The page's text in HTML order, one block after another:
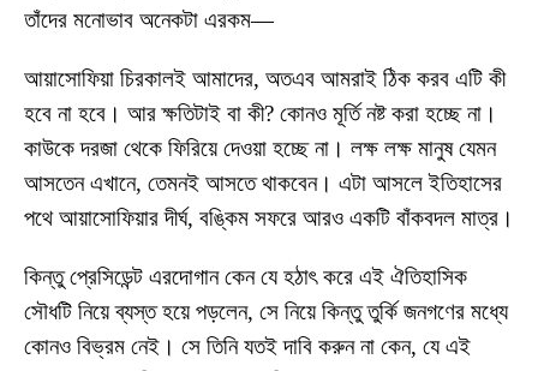
তাঁদের মনোভাব অনেকটা এরকম—
আয়াসোফিয়া চিরকালই আমাদের, অতএব আমরাই ঠিক করব এটি কী
হবে না হবে। আর ক্ষতিটাই বা কী? কোনও মূর্তি নষ্ট করা হচ্ছে না।
কাউকে দরজা থেকে ফিরিয়ে দেওয়া হচ্ছে না। লক্ষ লক্ষ মানুষ যেমন
আসতেন এখানে, তেমনই আসতে থাকবেন। এটা আসলে ইতিহাসের
পথে আয়াসোফিয়ার দীর্ঘ, বঙ্কিম সফরে আরও একটি বাঁকবদল মাত্র।
কিন্তু প্রেসিডেন্ট এরদোগান কেন যে হঠাৎ করে এই ঐতিহাসিক
সৌধটি নিয়ে ব্যস্ত হয়ে পড়লেন, সে নিয়ে কিন্তু তুর্কি জনগণের মধ্যে
কোনও বিভ্রম নেই। সে তিনি যতই দাবি করুন না কেন, যে এই